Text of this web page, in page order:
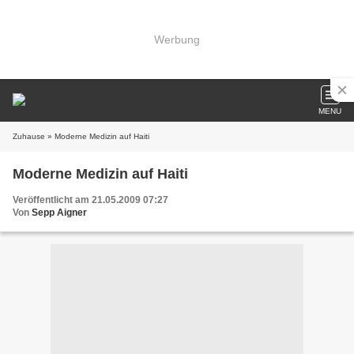
Werbung
MENU
Zuhause » Moderne Medizin auf Haiti
Moderne Medizin auf Haiti
Veröffentlicht am 21.05.2009 07:27
Von Sepp Aigner